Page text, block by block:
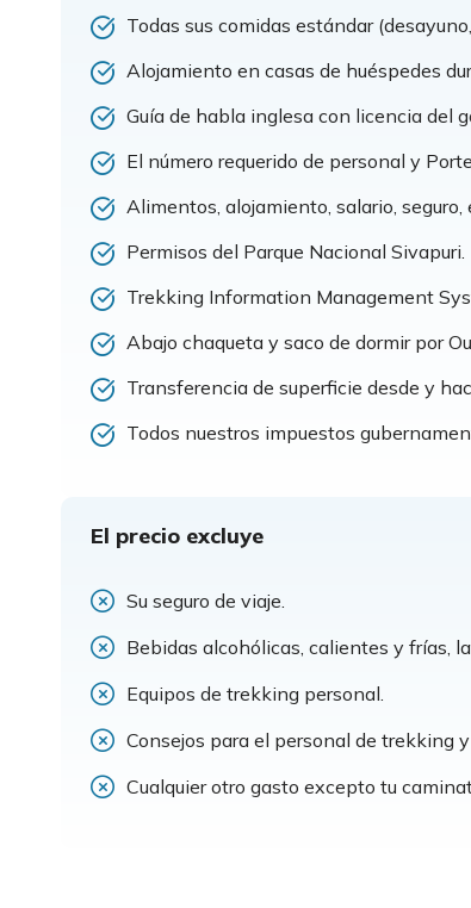
Todas sus comidas estándar
Alojamiento en casas de huéspedes
Guía de habla inglesa con licencia del
El número requerido de personal y
Alimentos, alojamiento, salario,
Permisos del Parque Nacional Sivapuri.
Trekking Information Management
Abajo chaqueta y saco de dormir por
Transferencia de superficie desde y
Todos nuestros impuestos
El precio excluye
Su seguro de viaje.
Bebidas alcohólicas, calientes y frías,
Equipos de trekking personal.
Consejos para el personal de trekking
Cualquier otro gasto excepto tu